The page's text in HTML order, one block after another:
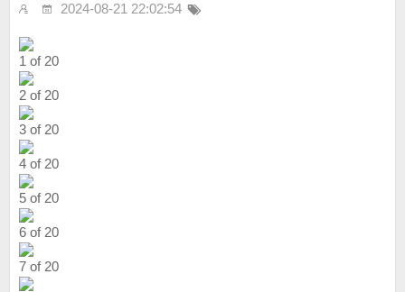
2024-08-21 22:02:54
1 of 20
2 of 20
3 of 20
4 of 20
5 of 20
6 of 20
7 of 20